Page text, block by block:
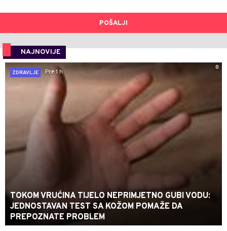
POŠALJI
NAJNOVIJE
0
ZDRAVLJE
Pre 1 h
TOKOM VRUĆINA TIJELO NEPRIMJETNO GUBI VODU:
JEDNOSTAVAN TEST SA KOŽOM POMAŽE DA
PREPOZNATE PROBLEM